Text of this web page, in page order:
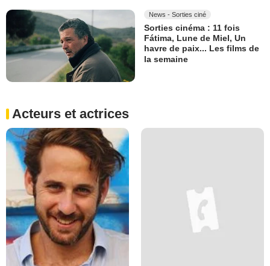
News - Sorties ciné
Sorties cinéma : 11 fois
Fátima, Lune de Miel, Un
havre de paix... Les films de
la semaine
Acteurs et actrices